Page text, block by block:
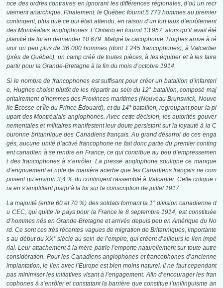
nce des ordres contraires en ignorant les différences régionales, d’où un recr
utement anarchique. Finalement, le Québec fournit 5 773 hommes au premier
contingent, plus que ce qui était attendu, en raison d’un fort taux d’enrôlement
des Montréalais anglophones. L’Ontario en fournit 13 957, alors qu’il avait été
planifié de lui en demander 10 679. Malgré la cacophonie, Hughes arrive à ré
unir un peu plus de 36 000 hommes (dont 1 245 francophones), à Valcartier
(près de Québec), un camp créé de toutes pièces, à les équiper et à les faire
partir pour la Grande-Bretagne à la fin du mois d’octobre 1914.
Si le nombre de francophones est suffisant pour créer un bataillon d’infanteri
e, Hughes choisit plutôt de les répartir au sein du 12° bataillon, composé maj
oritairement d’hommes des Provinces maritimes (Nouveau Brunswick, Nouve
lle Écosse et Île du Prince Édouard), et du 14° bataillon, regroupant pour la pl
upart des Montréalais anglophones. Avec cette décision, les autorités gouver
nementales et militaires manifestent leur doute persistant sur la loyauté à la C
ouronne britannique des Canadiens français. Au grand désarroi de ces enga
gés, aucune unité d’activé francophone ne fait donc partie du premier conting
ent canadien à se rendre en France, ce qui contribue au peu d’empressemen
t des francophones à s’enrôler. La presse anglophone souligne ce manque
d’engouement et note de manière acerbe que les Canadiens français ne com
posent qu’environ 3,4 % du contingent rassemblé à Valcartier. Cette critique i
ra en s’amplifiant jusqu’à la loi sur la conscription de juillet 1917.
La majorité (entre 60 et 70 %) des soldats formant la 1° division canadienne d
u CEC, qui quitte le pays pour la France le 8 septembre 1914, est constituée
d’hommes nés en Grande-Bretagne et arrivés depuis peu en Amérique du No
rd. Ce sont ces très récentes vagues de migration de Britanniques, importante
s au début du XX° siècle au sein de l’empire, qui créent d’ailleurs le lien impé
rial. Leur attachement à la mère patrie l’emporte naturellement sur toute autre
considération. Pour les Canadiens anglophones et francophones d’ancienne
implantation, le lien avec l’Europe est bien moins naturel. Il ne faut cependant
pas minimiser les initiatives visant à l’engagement. Afin d’encourager les fran
cophones à s’enrôler et constatant la barrière que constitue l’unilinguisme an